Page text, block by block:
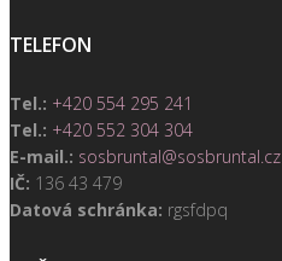
TELEFON
Tel.: +420 554 295 241
Tel.: +420 552 304 304
E-mail.: sosbruntal@sosbruntal.cz
IČ: 136 43 479
Datová schránka: rgsfdpq